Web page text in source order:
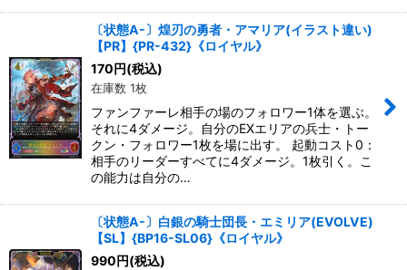
〔状態A-〕煌刃の勇者・アマリア(イラスト違い)
【PR】{PR-432}《ロイヤル》
170円(税込)
在庫数 1枚
ファンファーレ相手の場のフォロワー1体を選ぶ。
それに4ダメージ。自分のEXエリアの兵士・トー
クン・フォロワー1枚を場に出す。 起動コスト0：
相手のリーダーすべてに4ダメージ。1枚引く。こ
の能力は自分の…
〔状態A-〕白銀の騎士団長・エミリア(EVOLVE)
【SL】{BP16-SL06}《ロイヤル》
990円(税込)